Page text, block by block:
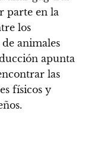
parte en la
los
animales
apunta
las
físicos y